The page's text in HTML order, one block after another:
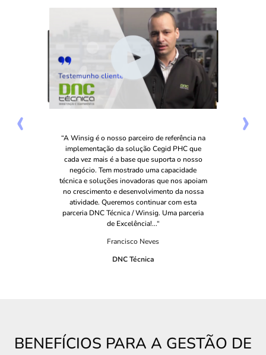
“A Winsig é o nosso parceiro de referência na
implementação da solução Cegid PHC que
cada vez mais é a base que suporta o nosso
negócio. Tem mostrado uma capacidade
técnica e soluções inovadoras que nos apoiam
no crescimento e desenvolvimento da nossa
atividade. Queremos continuar com esta
parceria DNC Técnica / Winsig. Uma parceria
de Excelência!...“
Francisco Neves
DNC Técnica
‹ ›
BENEFÍCIOS PARA A GESTÃO DE